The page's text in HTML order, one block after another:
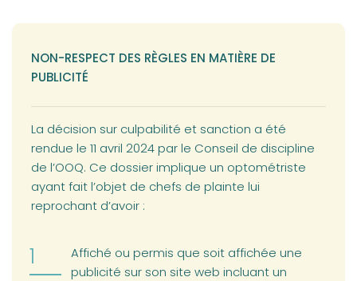
NON-RESPECT DES RÈGLES EN MATIÈRE DE
PUBLICITÉ
La décision sur culpabilité et sanction a été
rendue le 11 avril 2024 par le Conseil de discipline
de l’OOQ. Ce dossier implique un optométriste
ayant fait l’objet de chefs de plainte lui
reprochant d’avoir :
Affiché ou permis que soit affichée une
publicité sur son site web incluant un